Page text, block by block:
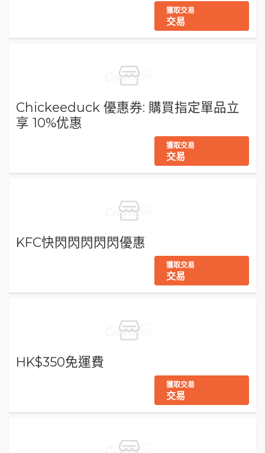
獲取交易
交易
Chickeeduck 優惠券: 購買指定單品立
享 10%优惠
獲取交易
交易
KFC快閃閃閃閃閃優惠
獲取交易
交易
HK$350免運費
獲取交易
交易